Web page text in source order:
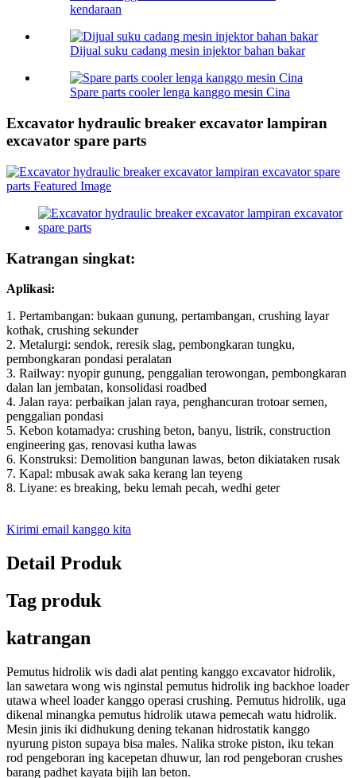
kendaraan
Dijual suku cadang mesin injektor bahan bakar
Spare parts cooler lenga kanggo mesin Cina
Excavator hydraulic breaker excavator lampiran
excavator spare parts
Katrangan singkat:
Aplikasi:
1. Pertambangan: bukaan gunung, pertambangan, crushing layar
kothak, crushing sekunder
2. Metalurgi: sendok, reresik slag, pembongkaran tungku,
pembongkaran pondasi peralatan
3. Railway: nyopir gunung, penggalian terowongan, pembongkaran
dalan lan jembatan, konsolidasi roadbed
4. Jalan raya: perbaikan jalan raya, penghancuran trotoar semen,
penggalian pondasi
5. Kebon kotamadya: crushing beton, banyu, listrik, construction
engineering gas, renovasi kutha lawas
6. Konstruksi: Demolition bangunan lawas, beton dikiataken rusak
7. Kapal: mbusak awak saka kerang lan teyeng
8. Liyane: es breaking, beku lemah pecah, wedhi geter
Kirimi email kanggo kita
Detail Produk
Tag produk
katrangan
Pemutus hidrolik wis dadi alat penting kanggo excavator hidrolik,
lan sawetara wong wis nginstal pemutus hidrolik ing backhoe loader
utawa wheel loader kanggo operasi crushing. Pemutus hidrolik, uga
dikenal minangka pemutus hidrolik utawa pemecah watu hidrolik.
Mesin jinis iki didhukung dening tekanan hidrostatik kanggo
nyurung piston supaya bisa males. Nalika stroke piston, iku tekan
rod pengeboran ing kacepetan dhuwur, lan rod pengeboran crushes
barang padhet kayata bijih lan beton.